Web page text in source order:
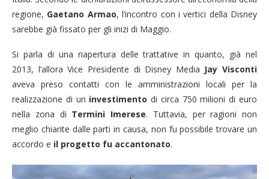
regione, Gaetano Armao, l’incontro con i vertici della Disney
sarebbe già fissato per gli inizi di Maggio.
Si parla di una riapertura delle trattative in quanto, già nel
2013, l’allora Vice Presidente di Disney Media Jay Visconti
aveva preso contatti con le amministrazioni locali per la
realizzazione di un investimento di circa 750 milioni di euro
nella zona di Termini Imerese. Tuttavia, per ragioni non
meglio chiarite dalle parti in causa, non fu possibile trovare un
accordo e il progetto fu accantonato.